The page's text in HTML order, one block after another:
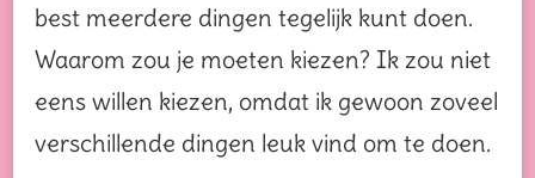
best meerdere dingen tegelijk kunt doen.
Waarom zou je moeten kiezen? Ik zou niet
eens willen kiezen, omdat ik gewoon zoveel
verschillende dingen leuk vind om te doen.